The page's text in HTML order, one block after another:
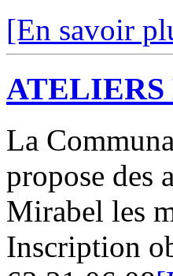
[En savoir
ATELIERS
La
propose des
Mirabel les
Inscription